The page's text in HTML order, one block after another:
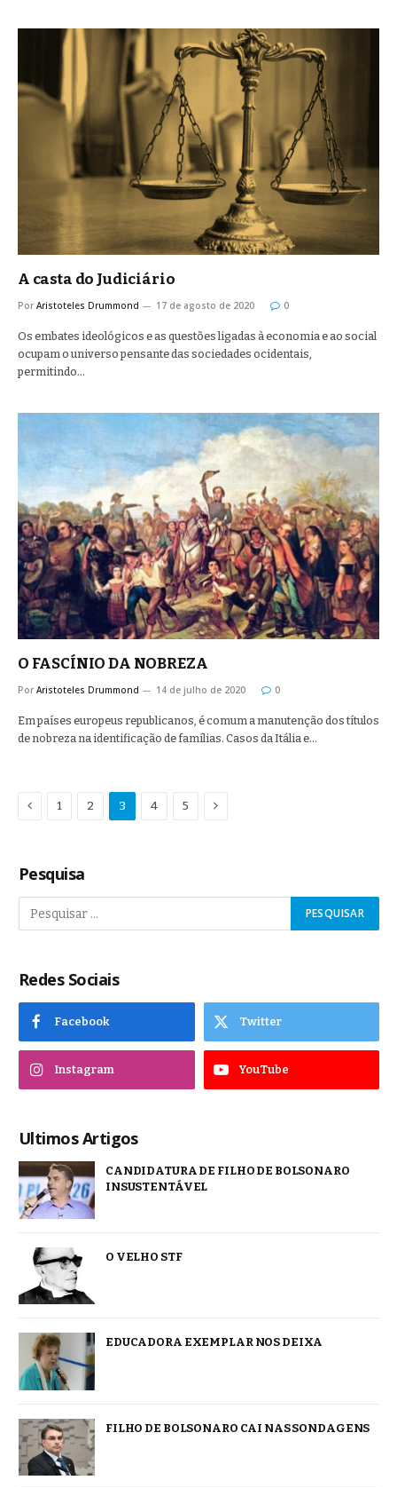
A casta do Judiciário
Por Aristoteles Drummond 17 de agosto de 2020 0
Os embates ideológicos e as questões ligadas à economia e ao social
ocupam o universo pensante das sociedades ocidentais,
permitindo…
O FASCÍNIO DA NOBREZA
Por Aristoteles Drummond 14 de julho de 2020 0
Em países europeus republicanos, é comum a manutenção dos títulos
de nobreza na identificação de famílias. Casos da Itália e…
Anterior
1 2 3 4 5 Proximo
Pesquisa
Redes Sociais
Facebook Twitter
Instagram YouTube
Ultimos Artigos
CANDIDATURA DE FILHO DE BOLSONARO
INSUSTENTÁVEL
O VELHO STF
EDUCADORA EXEMPLAR NOS DEIXA
FILHO DE BOLSONARO CAI NAS SONDAGENS